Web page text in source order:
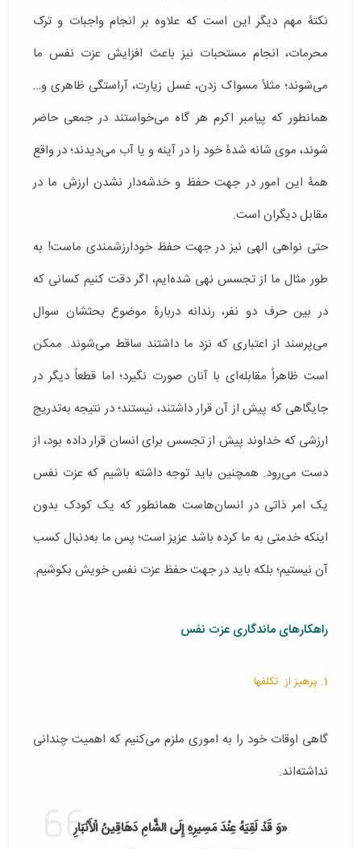
نکتۀ مهم دیگر این است که علاوه بر انجام واجبات و ترک
محرمات، انجام مستحبات نیز باعث افزایش عزت نفس ما
می‌شوند؛ مثلاً مسواک زدن، غسل زیارت، آراستگی ظاهری و…
همانطور که پیامبر اکرم هر گاه می‌خواستند در جمعی حاضر
شوند، موی شانه شدۀ خود را در آینه و یا آب می‌دیدند؛ در واقع
همۀ این امور در جهت حفظ و خدشه‌دار نشدن ارزش ما در
مقابل دیگران است.
حتی نواهی الهی نیز در جهت حفظ خودارزشمندی ماست! به
طور مثال ما از تجسس نهی شده‌ایم، اگر دقت کنیم کسانی که
در بین حرف دو نفر، رندانه دربارۀ موضوع بحثشان سوال
می‌پرسند از اعتباری که نزد ما داشتند ساقط می‌شوند. ممکن
است ظاهراً مقابله‌ای با آنان صورت نگیرد؛ اما قطعاً دیگر در
جایگاهی که پیش از آن قرار داشتند، نیستند؛ در نتیجه به‌تدریج
ارزشی که خداوند پیش از تجسس برای انسان قرار داده بود، از
دست می‌رود. همچنین باید توجه داشته باشیم که عزت نفس
یک امر ذاتی در انسان‌هاست همانطور که یک کودک بدون
اینکه خدمتی به ما کرده باشد عزیز است؛ پس ما به‌دنبال کسب
آن نیستیم؛ بلکه باید در جهت حفظ عزت نفس خویش بکوشیم.
راهکارهای ماندگاری عزت نفس
1. پرهیز از تکلف­ها
گاهی اوقات خود را به اموری ملزم می‌کنیم که اهمیت چندانی
نداشته‌اند.
«وَ قَدْ لَقِيَهُ عِنْدَ مَسِيرِهِ إِلَى الشَّامِ دَهَاقِينُ الْأَنْبَارِ